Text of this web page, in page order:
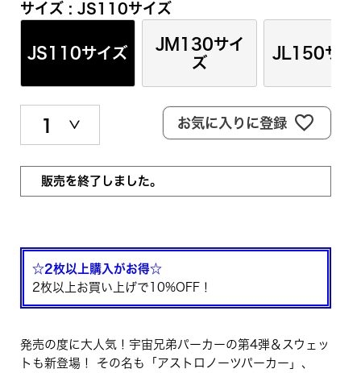
サイズ JS110サイズ
JS110サイズ
JM130サイ
ズ
JL150サイ
お気に入りに登録
販売を終了しました。
☆2枚以上購入がお得☆
2枚以上お買い上げで10%OFF！
発売の度に大人気！宇宙兄弟パーカーの第4弾＆スウェッ
トも新登場！ その名も「アストロノーツパーカー」、